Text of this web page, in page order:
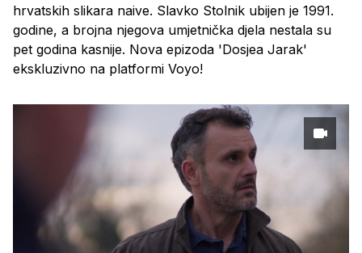
hrvatskih slikara naive. Slavko Stolnik ubijen je 1991.
godine, a brojna njegova umjetnička djela nestala su
pet godina kasnije. Nova epizoda 'Dosjea Jarak'
ekskluzivno na platformi Voyo!